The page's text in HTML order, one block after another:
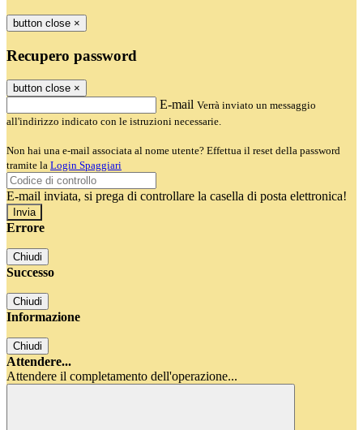
button close ×
Recupero password
button close ×
E-mail Verrà inviato un messaggio
all'indirizzo indicato con le istruzioni necessarie.
Non hai una e-mail associata al nome utente? Effettua il reset della password
tramite la Login Spaggiari
E-mail inviata, si prega di controllare la casella di posta elettronica!
Errore
Chiudi
Successo
Chiudi
Informazione
Chiudi
Attendere...
Attendere il completamento dell'operazione...